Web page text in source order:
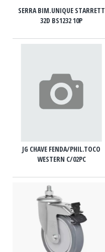
SERRA BIM.UNIQUE STARRETT
32D BS1232 10P
JG CHAVE FENDA/PHIL.TOCO
WESTERN C/02PC